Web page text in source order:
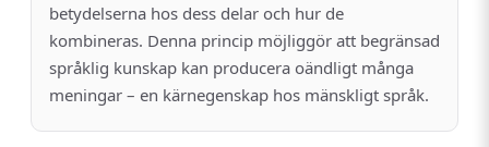
betydelserna hos dess delar och hur de
kombineras. Denna princip möjliggör att begränsad
språklig kunskap kan producera oändligt många
meningar – en kärnegenskap hos mänskligt språk.